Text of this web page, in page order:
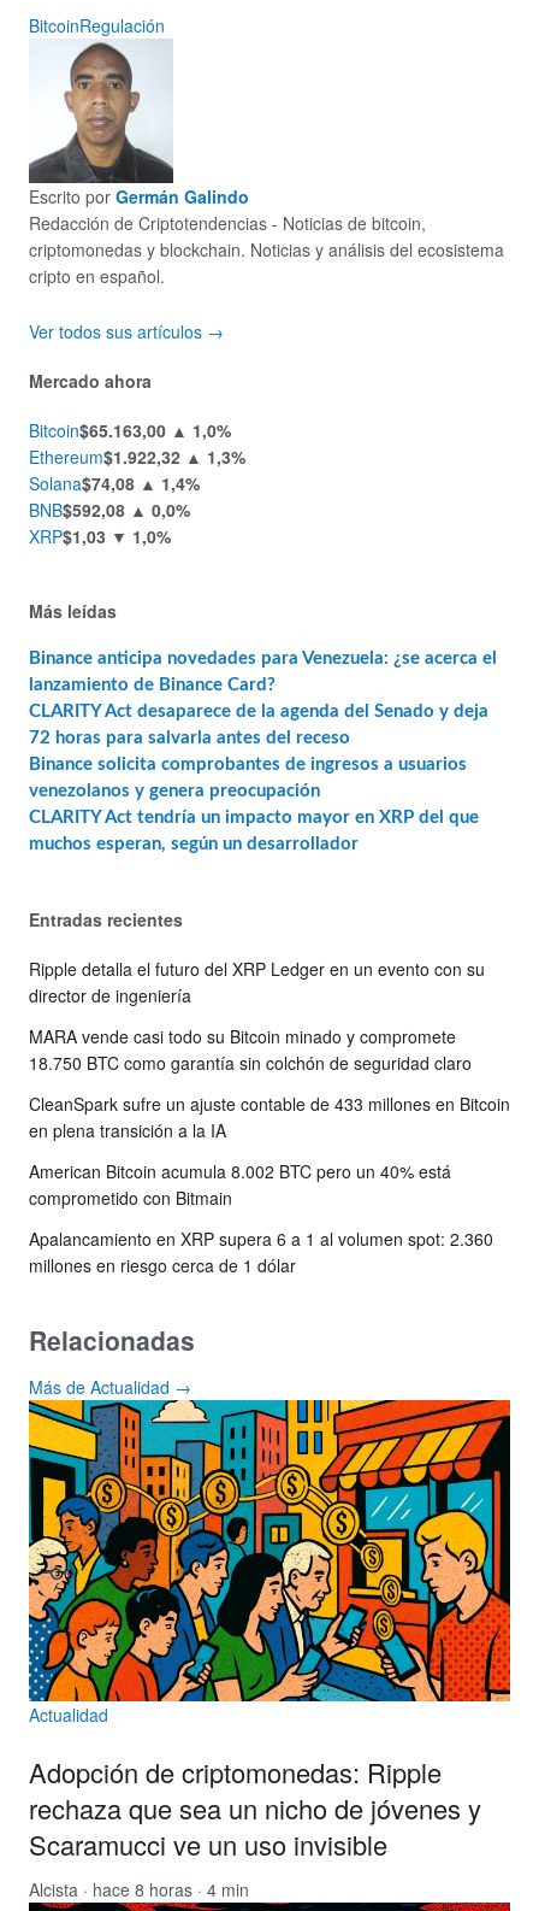
BitcoinRegulación
Escrito por Germán Galindo
Redacción de Criptotendencias - Noticias de bitcoin,
criptomonedas y blockchain. Noticias y análisis del ecosistema
cripto en español.
Ver todos sus artículos →
Mercado ahora
Bitcoin$65.163,00 ▲ 1,0%
Ethereum$1.922,32 ▲ 1,3%
Solana$74,08 ▲ 1,4%
BNB$592,08 ▲ 0,0%
XRP$1,03 ▼ 1,0%
Más leídas
Binance anticipa novedades para Venezuela: ¿se acerca el
lanzamiento de Binance Card?
CLARITY Act desaparece de la agenda del Senado y deja
72 horas para salvarla antes del receso
Binance solicita comprobantes de ingresos a usuarios
venezolanos y genera preocupación
CLARITY Act tendría un impacto mayor en XRP del que
muchos esperan, según un desarrollador
Entradas recientes
Ripple detalla el futuro del XRP Ledger en un evento con su
director de ingeniería
MARA vende casi todo su Bitcoin minado y compromete
18.750 BTC como garantía sin colchón de seguridad claro
CleanSpark sufre un ajuste contable de 433 millones en Bitcoin
en plena transición a la IA
American Bitcoin acumula 8.002 BTC pero un 40% está
comprometido con Bitmain
Apalancamiento en XRP supera 6 a 1 al volumen spot: 2.360
millones en riesgo cerca de 1 dólar
Relacionadas
Más de Actualidad →
Actualidad
Adopción de criptomonedas: Ripple
rechaza que sea un nicho de jóvenes y
Scaramucci ve un uso invisible
Alcista · hace 8 horas · 4 min